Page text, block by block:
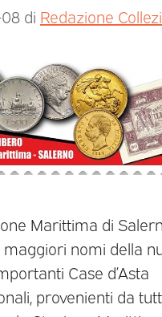
di Redazione
Marittima di
maggiori nomi della
Case d’Asta
provenienti da